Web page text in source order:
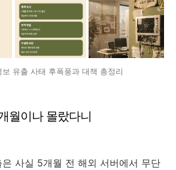
보 유출 사태 후폭풍과 대책 총정리
월이나 몰랐다니
사실 5개월 전 해외 서버에서 무단